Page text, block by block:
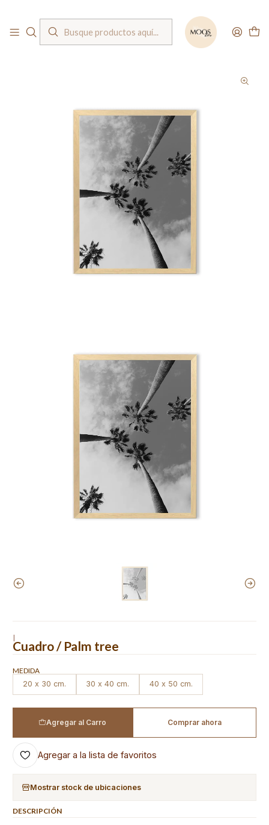
Inicio Cuadros Cuadros fotografías Cuadro / Palm tree
|
Cuadro / Palm tree
MEDIDA
20 x 30 cm.
30 x 40 cm. 40 x 50 cm.
Agregar al Carro Comprar ahora
Agregar a la lista de favoritos
Mostrar stock de ubicaciones
DESCRIPCIÓN